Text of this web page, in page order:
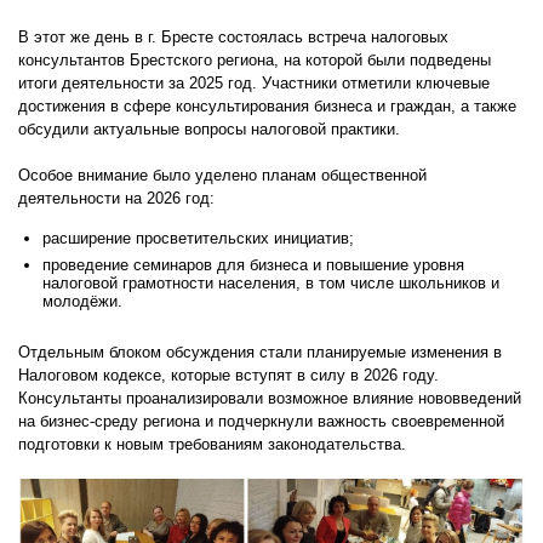
В этот же день в г. Бресте состоялась встреча налоговых
консультантов Брестского региона, на которой были подведены
итоги деятельности за 2025 год. Участники отметили ключевые
достижения в сфере консультирования бизнеса и граждан, а также
обсудили актуальные вопросы налоговой практики.
Особое внимание было уделено планам общественной
деятельности на 2026 год:
расширение просветительских инициатив;
проведение семинаров для бизнеса и повышение уровня
налоговой грамотности населения, в том числе школьников и
молодёжи.
Отдельным блоком обсуждения стали планируемые изменения в
Налоговом кодексе, которые вступят в силу в 2026 году.
Консультанты проанализировали возможное влияние нововведений
на бизнес-среду региона и подчеркнули важность своевременной
подготовки к новым требованиям законодательства.